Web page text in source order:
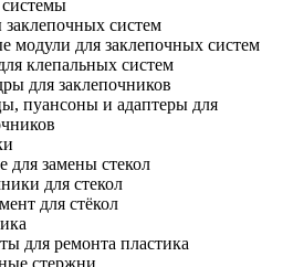
систем
модули для заклепочных систем
клепальных систем
для заклепочников
пуансоны и адаптеры для
для замены стекол
для стекол
для стёкол
для ремонта пластика